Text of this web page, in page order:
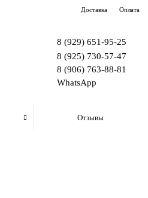
Доставка Оплата
8 (929) 651-95-25
8 (925) 730-57-47
8 (906) 763-88-81
WhatsApp
Отзывы